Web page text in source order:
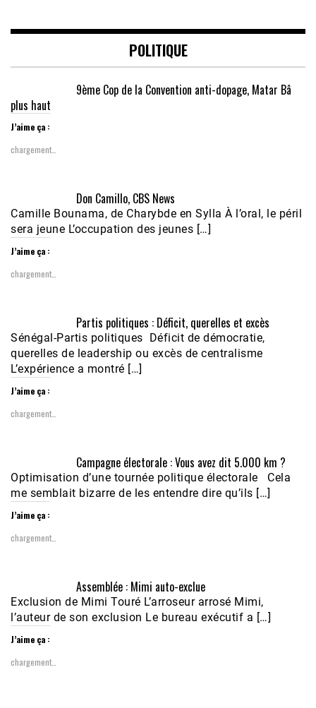
POLITIQUE
9ème Cop de la Convention anti-dopage, Matar Bâ
plus haut
J’aime ça :
chargement…
Don Camillo, CBS News
Camille Bounama, de Charybde en Sylla À l’oral, le péril
sera jeune L’occupation des jeunes […]
J’aime ça :
chargement…
Partis politiques : Déficit, querelles et excès
Sénégal-Partis politiques Déficit de démocratie,
querelles de leadership ou excès de centralisme
L’expérience a montré […]
J’aime ça :
chargement…
Campagne électorale : Vous avez dit 5.000 km ?
Optimisation d’une tournée politique électorale Cela
me semblait bizarre de les entendre dire qu’ils […]
J’aime ça :
chargement…
Assemblée : Mimi auto-exclue
Exclusion de Mimi Touré L’arroseur arrosé Mimi,
l’auteur de son exclusion Le bureau exécutif a […]
J’aime ça :
chargement…